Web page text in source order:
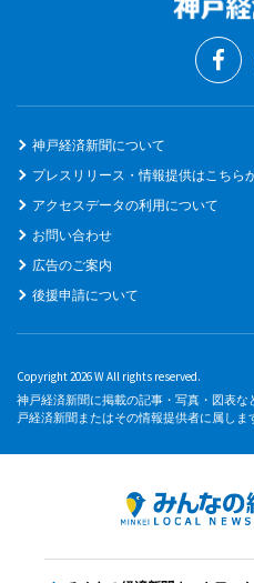
神戸経済新聞について
プレスリリース・情報提供はこちら
アクセスデータの利用について
お問い合わせ
広告のご案内
後援申請について
Copyright 2026 W All rights reserved.
神戸経済新聞に掲載の記事・写真・図表
戸経済新聞またはその情報提供者に属しま